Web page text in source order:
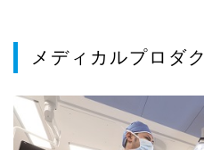
メディカルプロダ